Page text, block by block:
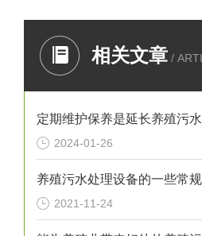
相关文章 /
2024-01-26
养殖污水处理设备的一些常
2021-11-24